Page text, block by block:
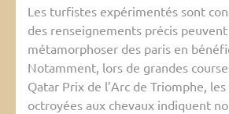
Les turfistes expérimentés sont
des renseignements précis peuvent
métamorphoser des paris en
Notamment, lors de grandes
Qatar Prix de l’Arc de Triomphe,
octroyées aux chevaux indiquent